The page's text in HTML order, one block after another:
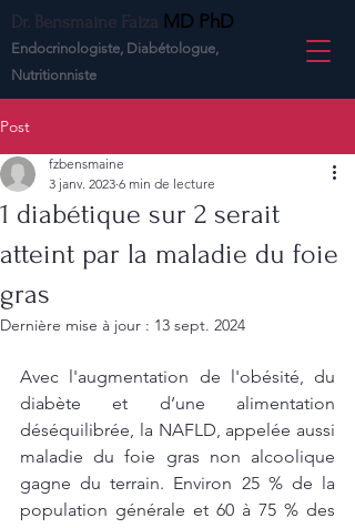
Dr. Bensmaine Faiza MD PhD
Endocrinologiste, Diabétologue,
Nutritionniste
Post
1 diabétique sur 2 serait
atteint par la maladie du foie
gras
fzbensmaine
3 janv. 2023 6 min de lecture
Dernière mise à jour : 13 sept. 2024
Avec l'augmentation de l'obésité, du
diabète et d’une alimentation
déséquilibrée, la NAFLD, appelée aussi
maladie du foie gras non alcoolique
gagne du terrain. Environ 25 % de la
population générale et 60 à 75 % des